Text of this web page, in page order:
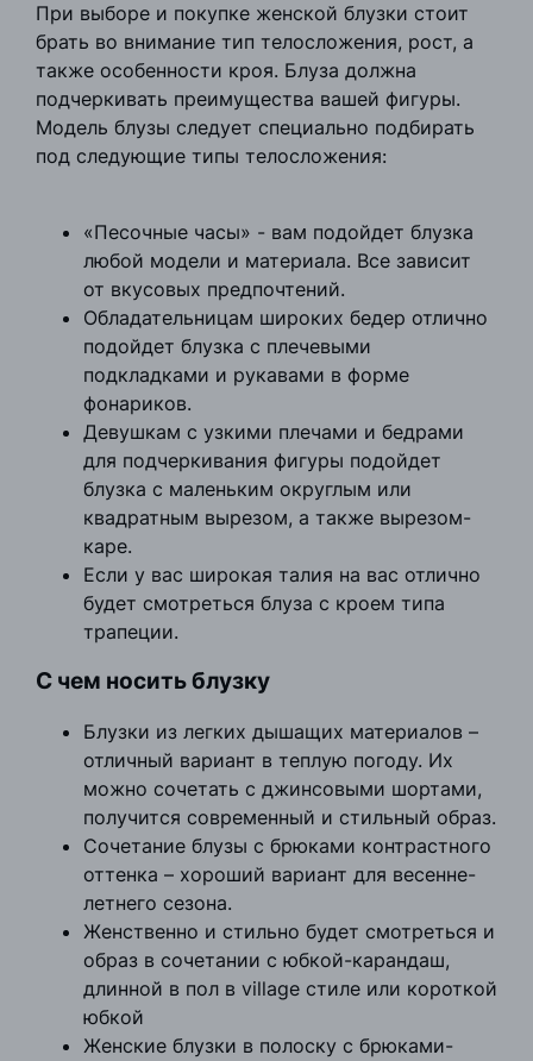
При выборе и покупке женской блузки стоит
брать во внимание тип телосложения, рост, а
также особенности кроя. Блуза должна
подчеркивать преимущества вашей фигуры.
Модель блузы следует специально подбирать
под следующие типы телосложения:
«Песочные часы» - вам подойдет блузка
любой модели и материала. Все зависит
от вкусовых предпочтений.
Обладательницам широких бедер отлично
подойдет блузка с плечевыми
подкладками и рукавами в форме
фонариков.
Девушкам с узкими плечами и бедрами
для подчеркивания фигуры подойдет
блузка с маленьким округлым или
квадратным вырезом, а также вырезом-
каре.
Если у вас широкая талия на вас отлично
будет смотреться блуза с кроем типа
трапеции.
С чем носить блузку
Блузки из легких дышащих материалов –
отличный вариант в теплую погоду. Их
можно сочетать с джинсовыми шортами,
получится современный и стильный образ.
Сочетание блузы с брюками контрастного
оттенка – хороший вариант для весенне-
летнего сезона.
Женственно и стильно будет смотреться и
образ в сочетании с юбкой-карандаш,
длинной в пол в village стиле или короткой
юбкой
Женские блузки в полоску с брюками-